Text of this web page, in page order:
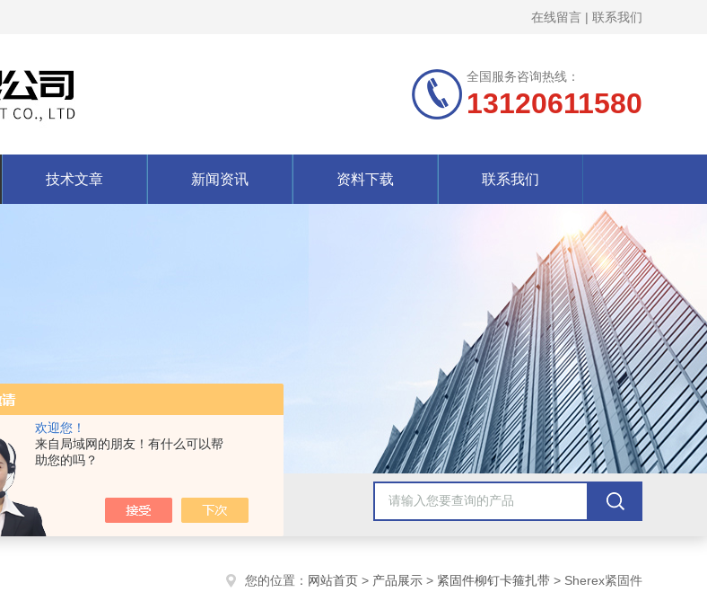
欢迎您！
来自局域网的朋友！有什么可以帮
助您的吗？
在线留言 | 联系我们
全国服务咨询热线：
13120611580
技术文章 新闻资讯 资料下载 联系我们
您的位置： 网站首页 > 产品展示 > 紧固件柳钉卡箍扎带 > Sherex紧固件